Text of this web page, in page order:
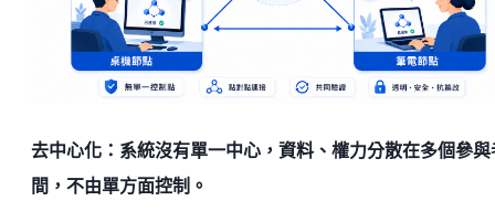
去中心化：系統沒有單一中心，資料、權力分散在多個參與
間，不由單方面控制。